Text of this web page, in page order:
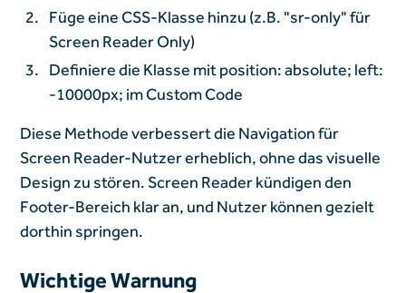
Füge eine CSS-Klasse hinzu (z.B. "sr-only" für
Screen Reader Only)
Definiere die Klasse mit position: absolute; left:
-10000px; im Custom Code
Diese Methode verbessert die Navigation für
Screen Reader-Nutzer erheblich, ohne das visuelle
Design zu stören. Screen Reader kündigen den
Footer-Bereich klar an, und Nutzer können gezielt
dorthin springen.
Wichtige Warnung